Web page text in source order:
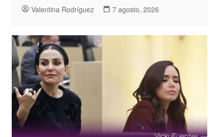
Valentina Rodríguez 7 agosto, 2026